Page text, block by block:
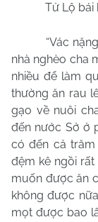
Tử Lộ bái
“Vác
nhà nghèo cha
nhiều để làm
thường ăn rau
gạo về nuôi
đến nước Sở ở
có đến cả
đệm kê ngồi
muốn được ăn
không được
mọt được bao